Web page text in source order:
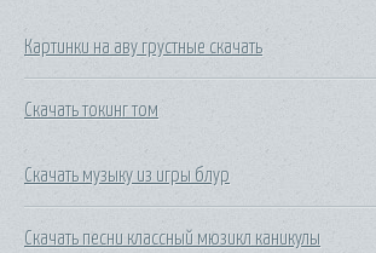
Картинки на аву грустные скачать
Скачать токинг том
Скачать музыку из игры блур
Скачать песни классный мюзикл каникулы